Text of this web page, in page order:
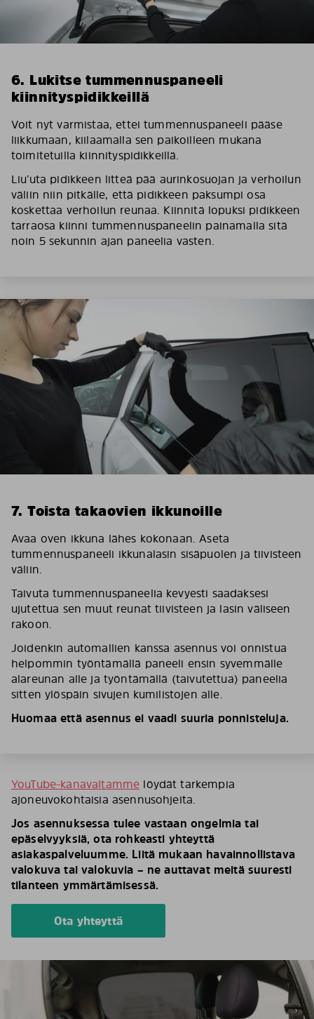
6. Lukitse tummennuspaneeli
kiinnityspidikkeillä
Voit nyt varmistaa, ettei tummennuspaneeli pääse
liikkumaan, kiilaamalla sen paikoilleen mukana
toimitetuilla kiinnityspidikkeillä.
Liu’uta pidikkeen litteä pää aurinkosuojan ja verhoilun
väliin niin pitkälle, että pidikkeen paksumpi osa
koskettaa verhoilun reunaa. Kiinnitä lopuksi pidikkeen
tarraosa kiinni tummennuspaneelin painamalla sitä
noin 5 sekunnin ajan paneelia vasten.
7. Toista takaovien ikkunoille
Avaa oven ikkuna lähes kokonaan. Aseta
tummennuspaneeli ikkunalasin sisäpuolen ja tiivisteen
väliin.
Taivuta tummennuspaneelia kevyesti saadaksesi
ujutettua sen muut reunat tiivisteen ja lasin väliseen
rakoon.
Joidenkin automallien kanssa asennus voi onnistua
helpommin työntämällä paneeli ensin syvemmälle
alareunan alle ja työntämällä (taivutettua) paneelia
sitten ylöspäin sivujen kumilistojen alle.
Huomaa että asennus ei vaadi suuria ponnisteluja.
YouTube-kanavaltamme löydät tarkempia
ajoneuvokohtaisia asennusohjeita.
Jos asennuksessa tulee vastaan ongelmia tai
epäselvyyksiä, ota rohkeasti yhteyttä
asiakaspalveluumme. Liitä mukaan havainnollistava
valokuva tai valokuvia – ne auttavat meitä suuresti
tilanteen ymmärtämisessä.
Ota yhteyttä